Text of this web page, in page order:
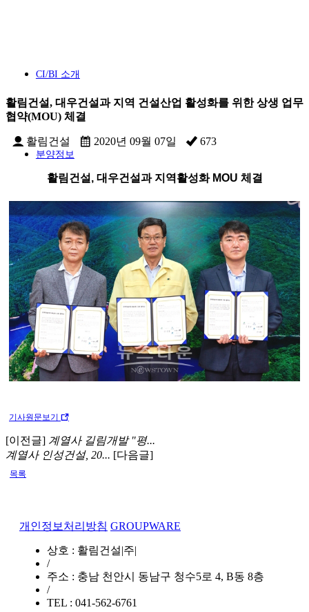
CI/BI 소개
분양정보
활림건설, 대우건설과 지역 건설산업 활성화를 위한 상생 업무
협약(MOU) 체결
활림건설 2020년 09월 07일 673
활림건설, 대우건설과 지역활성화 MOU 체결
기사원문보기
[이전글] 계열사 길림개발 "평...
계열사 인성건설, 20... [다음글]
목록
개인정보처리방침 GROUPWARE
상호 : 활림건설|주|
/
주소 : 충남 천안시 동남구 청수5로 4, B동 8층
/
TEL : 041-562-6761